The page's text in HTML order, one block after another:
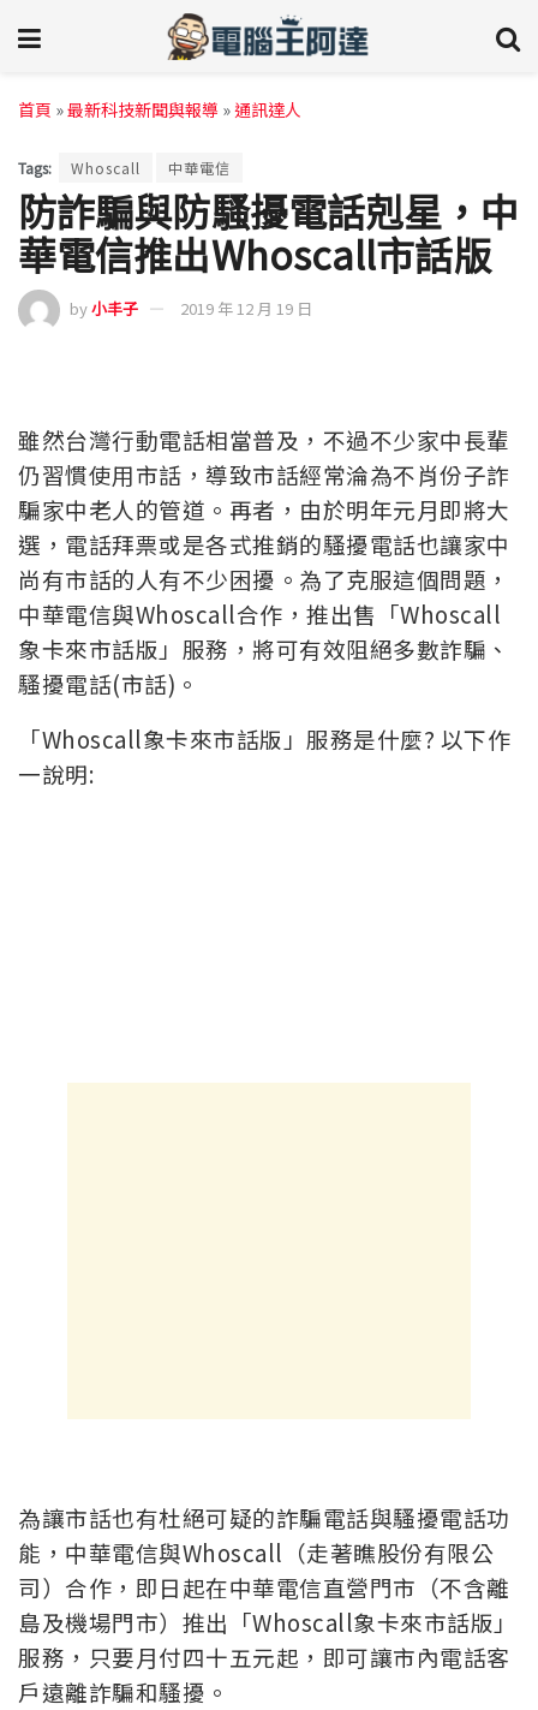
首頁 »最新科技新聞與報導 »通訊達人
Tags: Whoscall 中華電信
防詐騙與防騷擾電話剋星，中
華電信推出Whoscall市話版
by小丰子 2019 年 12 月 19 日
雖然台灣行動電話相當普及，不過不少家中長輩
仍習慣使用市話，導致市話經常淪為不肖份子詐
騙家中老人的管道。再者，由於明年元月即將大
選，電話拜票或是各式推銷的騷擾電話也讓家中
尚有市話的人有不少困擾。為了克服這個問題，
中華電信與Whoscall合作，推出售「Whoscall
象卡來市話版」服務，將可有效阻絕多數詐騙、
騷擾電話(市話)。
「Whoscall象卡來市話版」服務是什麼? 以下作
一說明:
為讓市話也有杜絕可疑的詐騙電話與騷擾電話功
能，中華電信與Whoscall（走著瞧股份有限公
司）合作，即日起在中華電信直營門市（不含離
島及機場門市）推出「Whoscall象卡來市話版」
服務，只要月付四十五元起，即可讓市內電話客
戶遠離詐騙和騷擾。